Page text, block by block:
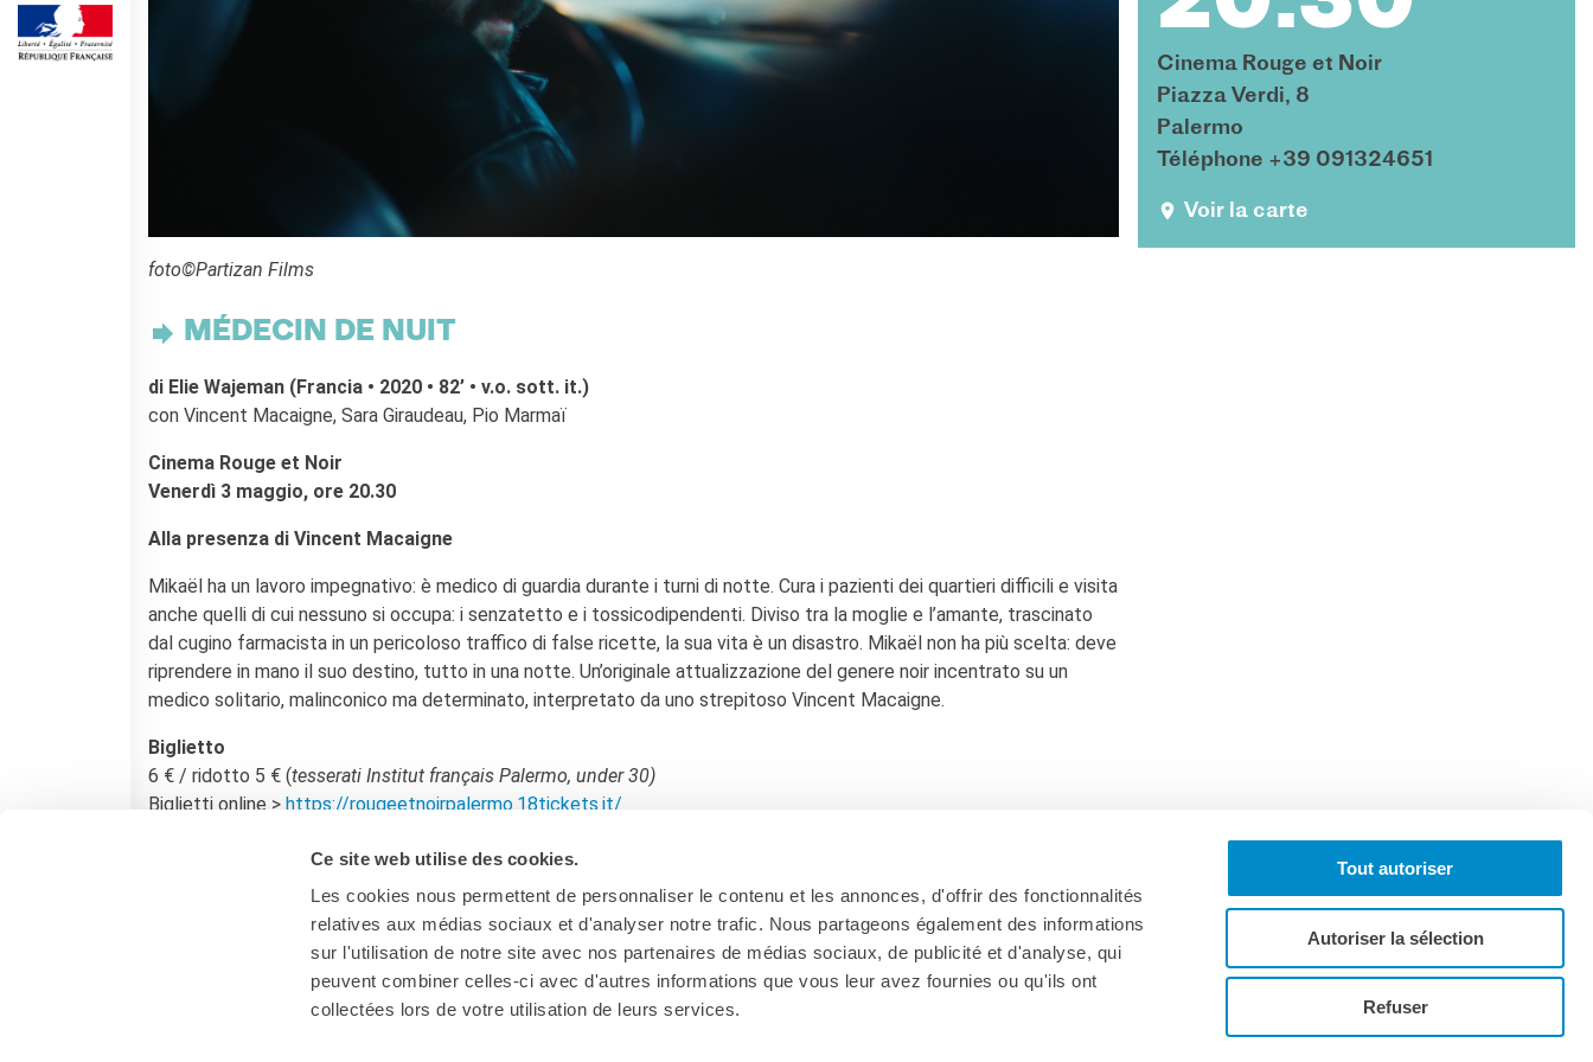
Ce site web utilise des cookies.
Les cookies nous permettent de personnaliser le contenu et les annonces, d'offrir des fonctionnalités
relatives aux médias sociaux et d'analyser notre trafic. Nous partageons également des informations
sur l'utilisation de notre site avec nos partenaires de médias sociaux, de publicité et d'analyse, qui
peuvent combiner celles-ci avec d'autres informations que vous leur avez fournies ou qu'ils ont
collectées lors de votre utilisation de leurs services.
Tout autoriser
Autoriser la sélection
Refuser
MÉDIATHÈQUE
profs
Mobilité
UNIVERSITÉ
Coopération universitaire
Soggiorni linguistici in
Francia
KULTUR ENSEMBLE
PALERME
Bottega
Résidences 2026
Résidences passées
Chantiers culturels à la
Zisa
foto©Partizan Films
MÉDECIN DE NUIT
di Elie Wajeman (Francia • 2020 • 82’ • v.o. sott. it.)
con Vincent Macaigne, Sara Giraudeau, Pio Marmaï
Cinema Rouge et Noir
Venerdì 3 maggio, ore 20.30
Alla presenza di Vincent Macaigne
Mikaël ha un lavoro impegnativo: è medico di guardia durante i turni di notte. Cura i pazienti dei quartieri difficili e visita
anche quelli di cui nessuno si occupa: i senzatetto e i tossicodipendenti. Diviso tra la moglie e l’amante, trascinato
dal cugino farmacista in un pericoloso traffico di false ricette, la sua vita è un disastro. Mikaël non ha più scelta: deve
riprendere in mano il suo destino, tutto in una notte. Un’originale attualizzazione del genere noir incentrato su un
medico solitario, malinconico ma determinato, interpretato da uno strepitoso Vincent Macaigne.
Biglietto
6 € / ridotto 5 € (tesserati Institut français Palermo, under 30)
Biglietti online > https://rougeetnoirpalermo.18tickets.it/
Cinema Rouge et Noir
Piazza Verdi, 8
Palermo
Téléphone +39 091324651
Voir la carte
Abonnez-vous à la lettre d'informations